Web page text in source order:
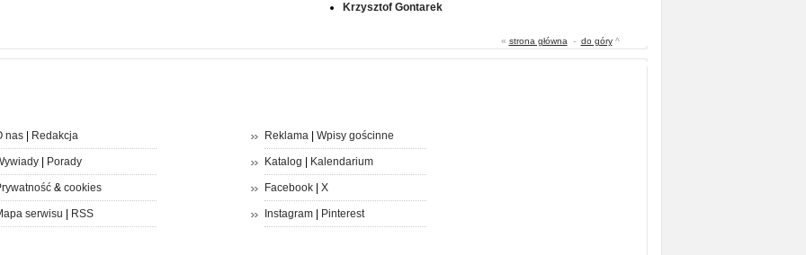
Krzysztof Gontarek
« strona główna - do góry^
nas| Redakcja
| Porady
& cookies
serwisu RSS
Reklama| Wpisy gościnne
Katalog Kalendarium
Facebook| X
Instagram| Pinterest